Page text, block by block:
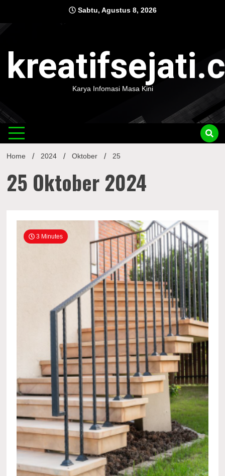
content
Sabtu, Agustus 8, 2026
Karya Infomasi Masa Kini
Home 2024 Oktober 25
25 Oktober 2024
3 Minutes